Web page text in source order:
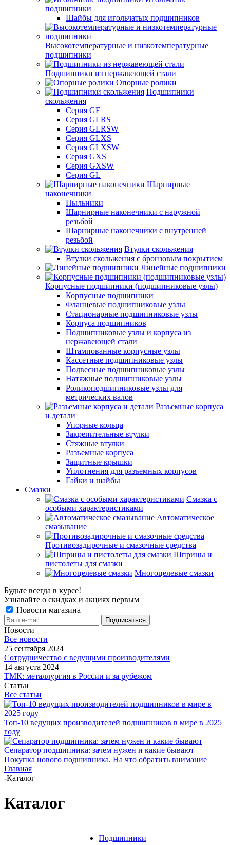
подшипники
Шайбы для игольчатых подшипников
Высокотемпературные и низкотемпературные
подшипники
Подшипники из нержавеющей стали
Опорные ролики
Подшипники
скольжения
Серия GE
Серия GLRS
Серия GLRSW
Серия GLXS
Серия GLXSW
Серия GXS
Серия GXSW
Серия GL
Шарнирные
наконечники
Пыльники
Шарнирные наконечники с наружной
резьбой
Шарнирные наконечники с внутренней
резьбой
Втулки скольжения
Втулки скольжения с бронзовым покрытием
Линейные подшипники
Корпусные подшипники (подшипниковые узлы)
Корпусные подшипники
Фланцевые подшипниковые узлы
Стационарные подшипниковые узлы
Корпуса подшипников
Подшипниковые узлы и корпуса из
нержавеющей стали
Штампованные корпусные узлы
Кассетные подшипниковые узлы
Подвесные подшипниковые узлы
Натяжные подшипниковые узлы
Роликоподшипниковые узлы для
метрических валов
Разъемные корпуса
и детали
Упорные кольца
Закрепительные втулки
Стяжные втулки
Разъемные корпуса
Защитные крышки
Уплотнения для разъемных корпусов
Гайки и шайбы
Смазки
Смазка с
особыми характеристиками
Автоматическое
смазывание
Противозадирочные и смазочные средства
Шприцы и
пистолеты для смазки
Многоцелевые смазки
Будьте всегда в курсе!
Узнавайте о скидках и акциях первым
Новости магазина
Новости
Все новости
25 сентября 2024
Сотрудничество с ведущими производителями
14 августа 2024
ТМК: металлургия в России и за рубежом
Статьи
Все статьи
Топ-10 ведущих производителей подшипников в мире в 2025
году
Сепаратор подшипника: зачем нужен и какие бывают
Покупка нового подшипника. На что обратить внимание
Главная
-Каталог
Каталог
Подшипники